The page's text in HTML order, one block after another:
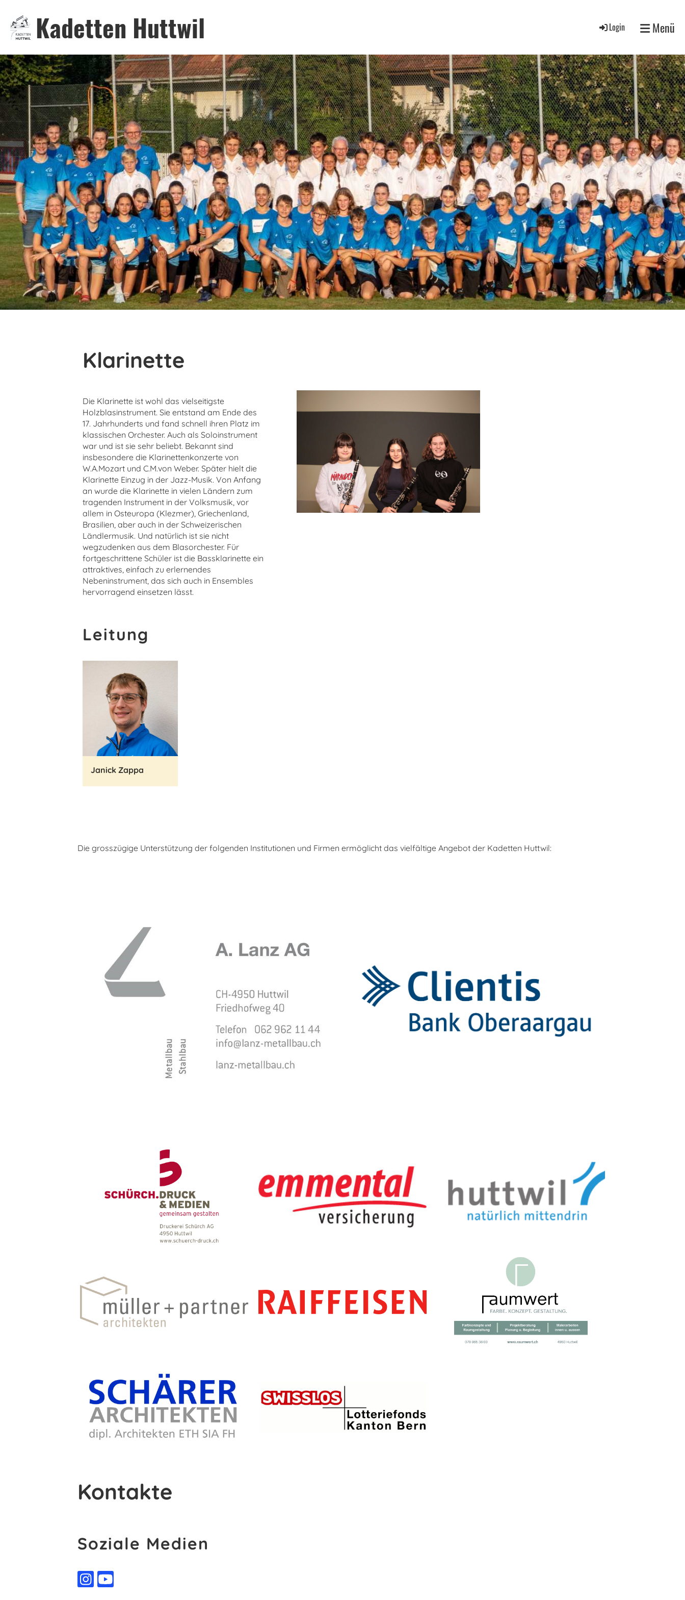
Kadetten Huttwil Login Menü
Klarinette
Die Klarinette ist wohl das vielseitigste
Holzblasinstrument. Sie entstand am Ende des
17. Jahrhunderts und fand schnell ihren Platz im
klassischen Orchester. Auch als Soloinstrument
war und ist sie sehr beliebt. Bekannt sind
insbesondere die Klarinettenkonzerte von
W.A.Mozart und C.M.von Weber. Später hielt die
Klarinette Einzug in der Jazz-Musik. Von Anfang
an wurde die Klarinette in vielen Ländern zum
tragenden Instrument in der Volksmusik, vor
allem in Osteuropa (Klezmer), Griechenland,
Brasilien, aber auch in der Schweizerischen
Ländlermusik. Und natürlich ist sie nicht
wegzudenken aus dem Blasorchester. Für
fortgeschrittene Schüler ist die Bassklarinette ein
attraktives, einfach zu erlernendes
Nebeninstrument, das sich auch in Ensembles
hervorragend einsetzen lässt.
Leitung
Janick Zappa
Die grosszügige Unterstützung der folgenden Institutionen und Firmen ermöglicht das vielfältige Angebot der Kadetten Huttwil:
Kontakte
Soziale Medien